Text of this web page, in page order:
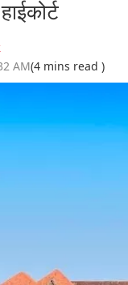
AM(4 mins read )